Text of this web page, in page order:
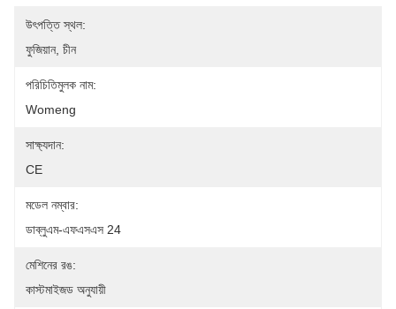
উৎপত্তি স্থল:
ফুজিয়ান, চীন
পরিচিতিমুলক নাম:
Womeng
সাক্ষ্যদান:
CE
মডেল নম্বার:
ডাব্লুএম-এফএসএস 24
মেশিনের রঙ:
কাস্টমাইজড অনুযায়ী